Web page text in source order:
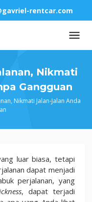
rentcar.com
Nikmati
Gangguan
Nikmati Jalan-Jalan Anda
luar biasa, tetapi
dapat menjadi
perjalanan, yang
, dapat terjadi